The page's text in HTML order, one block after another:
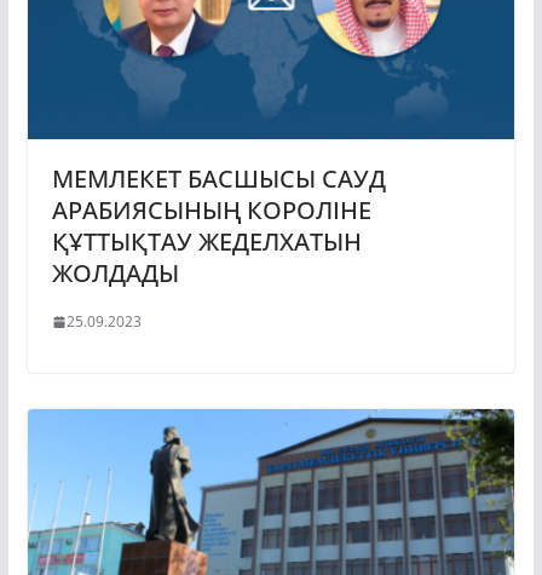
МЕМЛЕКЕТ БАСШЫСЫ САУД
АРАБИЯСЫНЫҢ КОРОЛІНЕ
ҚҰТТЫҚТАУ ЖЕДЕЛХАТЫН
ЖОЛДАДЫ
25.09.2023